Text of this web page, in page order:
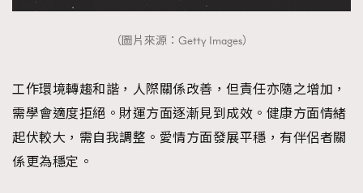
（圖片來源：Getty Images）
工作環境轉趨和諧，人際關係改善，但責任亦隨之增加，
需學會適度拒絕。財運方面逐漸見到成效。健康方面情緒
起伏較大，需自我調整。愛情方面發展平穩，有伴侶者關
係更為穩定。